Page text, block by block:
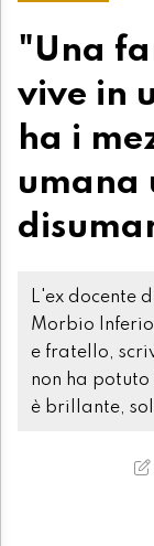
"Una
vive in
ha i
umana
L'ex docente
Morbio
e fratello,
non ha
è brillante,